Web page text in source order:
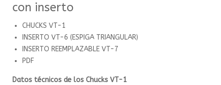
con inserto
CHUCKS VT-1
INSERTO VT-6 (ESPIGA TRIANGULAR)
INSERTO REEMPLAZABLE VT-7
PDF
Datos técnicos de los Chucks VT-1